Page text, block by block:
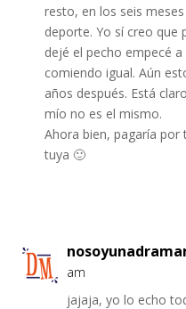
resto, en los seis
deporte. Yo sí creo que
dejé el pecho empecé
comiendo igual. Aún
años después. Está
mío no es el mismo.
Ahora bien, pagaría
tuya 🙂
am
jajaja, yo lo echo